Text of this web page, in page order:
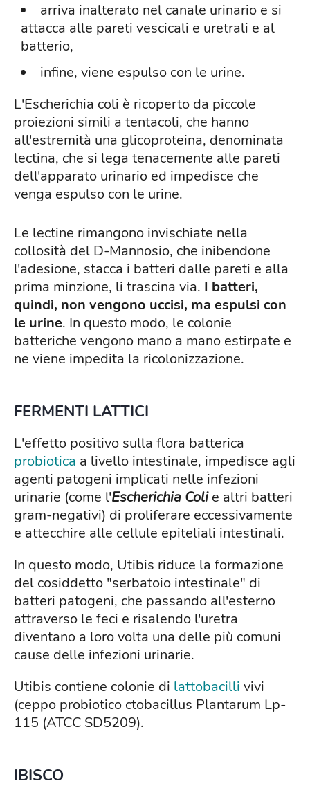
arriva inalterato nel canale urinario e si
attacca alle pareti vescicali e uretrali e al
batterio,
infine, viene espulso con le urine.
L'Escherichia coli è ricoperto da piccole
proiezioni simili a tentacoli, che hanno
all'estremità una glicoproteina, denominata
lectina, che si lega tenacemente alle pareti
dell'apparato urinario ed impedisce che
venga espulso con le urine.
Le lectine rimangono invischiate nella
collosità del D-Mannosio, che inibendone
l'adesione, stacca i batteri dalle pareti e alla
prima minzione, li trascina via. I batteri,
quindi, non vengono uccisi, ma espulsi con
le urine. In questo modo, le colonie
batteriche vengono mano a mano estirpate e
ne viene impedita la ricolonizzazione.
FERMENTI LATTICI
L'effetto positivo sulla flora batterica
probiotica a livello intestinale, impedisce agli
agenti patogeni implicati nelle infezioni
urinarie (come l'Escherichia Colie altri batteri
gram-negativi) di proliferare eccessivamente
e attecchire alle cellule epiteliali intestinali.
In questo modo, Utibis riduce la formazione
del cosiddetto "serbatoio intestinale" di
batteri patogeni, che passando all'esterno
attraverso le feci e risalendo l'uretra
diventano a loro volta una delle più comuni
cause delle infezioni urinarie.
Utibis contiene colonie di lattobacilli vivi
(ceppo probiotico ctobacillus Plantarum Lp-
115 (ATCC SD5209).
IBISCO